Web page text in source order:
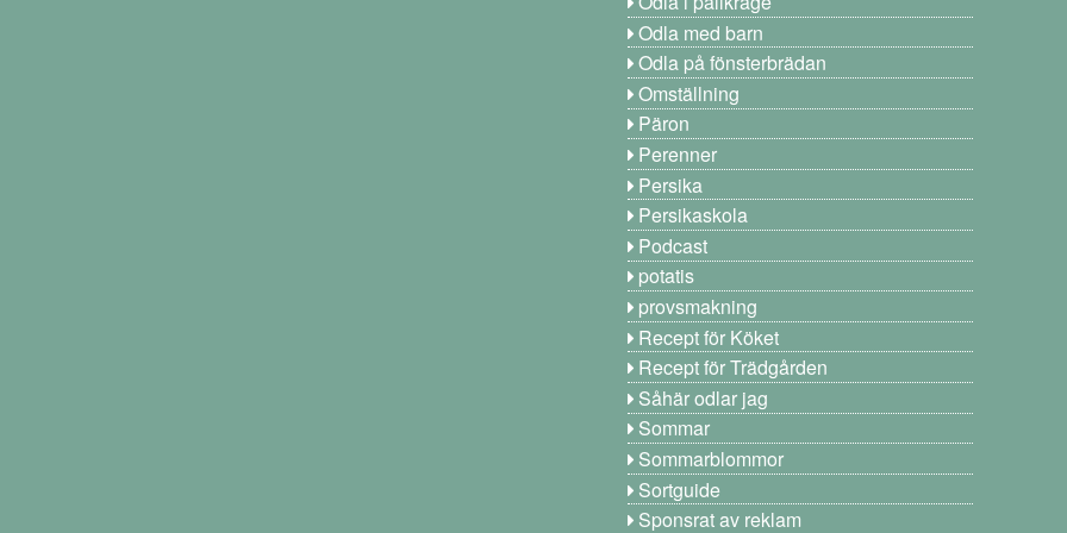
Odla med barn
Odla på fönsterbrädan
Omställning
Päron
Perenner
Persika
Persikaskola
Podcast
potatis
provsmakning
Recept för Köket
Recept för Trädgården
Såhär odlar jag
Sommar
Sommarblommor
Sortguide
Sponsrat av reklam